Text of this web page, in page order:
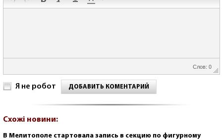
Слов: 0
Я не робот ДОБАВИТЬ КОМЕНТАРИЙ
Схожі новини:
В Мелитополе стартовала запись в секцию по фигурному